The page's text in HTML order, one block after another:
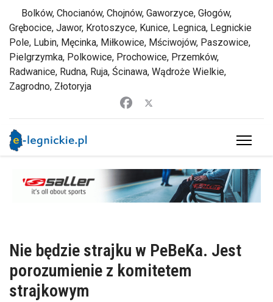
Bolków, Chocianów, Chojnów, Gaworzyce, Głogów,
Grębocice, Jawor, Krotoszyce, Kunice, Legnica, Legnickie
Pole, Lubin, Męcinka, Miłkowice, Mściwojów, Paszowice,
Pielgrzymka, Polkowice, Prochowice, Przemków,
Radwanice, Rudna, Ruja, Ścinawa, Wądroże Wielkie,
Zagrodno, Złotoryja
Nie będzie strajku w PeBeKa. Jest
porozumienie z komitetem
strajkowym